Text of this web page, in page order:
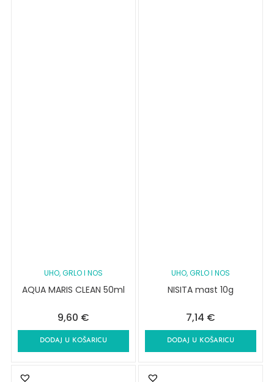
UHO, GRLO I NOS
AQUA MARIS CLEAN 50ml
9,60 €
DODAJ U KOŠARICU
UHO, GRLO I NOS
NISITA mast 10g
7,14 €
DODAJ U KOŠARICU